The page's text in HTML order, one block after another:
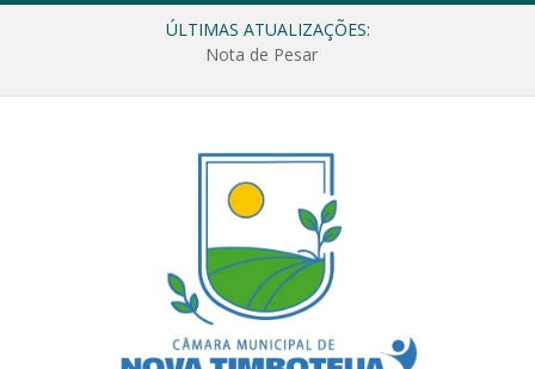
ÚLTIMAS ATUALIZAÇÕES:
Nota de Pesar